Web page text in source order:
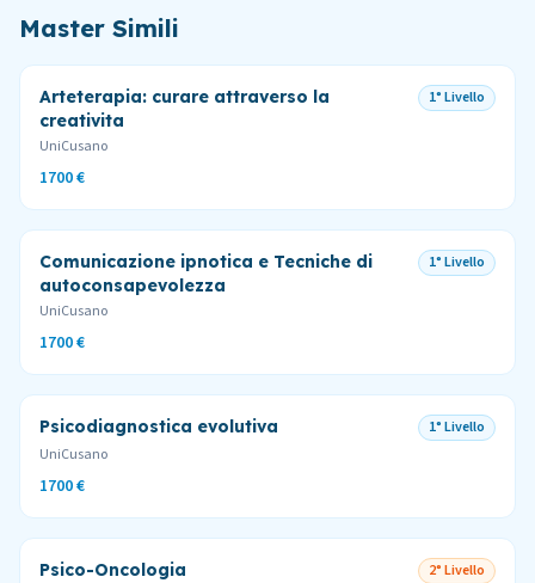
Master Simili
Arteterapia: curare attraverso la
creativita
1° Livello
UniCusano
1700 €
Comunicazione ipnotica e Tecniche di
autoconsapevolezza
1° Livello
UniCusano
1700 €
Psicodiagnostica evolutiva
1° Livello
UniCusano
1700 €
Psico-Oncologia
2° Livello